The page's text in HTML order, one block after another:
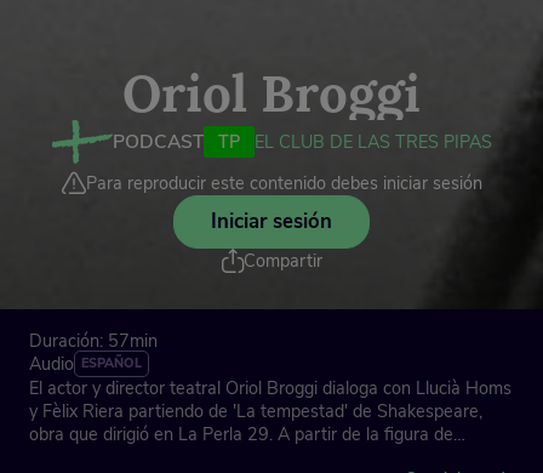
Oriol Broggi
PODCAST TP
EL CLUB DE LAS TRES PIPAS
Para reproducir este contenido debes iniciar sesión
Iniciar sesión
Compartir
Duración: 57min
Audio ESPAÑOL
El actor y director teatral Oriol Broggi dialoga con Llucià Homs
y Fèlix Riera partiendo de 'La tempestad' de Shakespeare,
obra que dirigió en La Perla 29. A partir de la figura de